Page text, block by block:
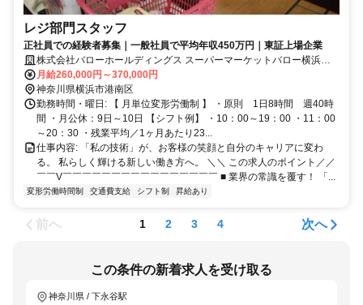
レジ部門スタッフ
正社員での経験者募集｜一般社員で平均年収450万円｜東証上場企業
株式会社バローホールディングス スーパーマーケットバロー横浜下
永谷店
月給260,000円～370,000円
神奈川県横浜市港南区
勤務時間・曜日: 【 月単位変形労働制 】 ・原則 1日8時間 週40時
間 ・月公休：9日～10日 【シフト例】 ・10：00～19：00 ・11：00
～20：30 ・残業平均／1ヶ月あたり23...
仕事内容: 「私の技術」が、お客様の笑顔と自分のキャリアに変わ
る。 私らしく輝ける新しい働き方へ。 ＼＼ この求人のポイント／／
￣￣V￣￣￣￣￣￣￣￣￣￣￣￣￣￣￣￣ ■ 業界の常識を覆す！ 「...
変形労働時間制 交通費支給 シフト制 昇給あり
前へ 1 2 3 4 次へ
この条件の新着求人を受け取る
神奈川県 / 下永谷駅